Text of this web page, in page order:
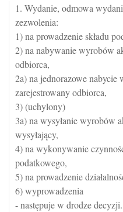
1. Wydanie, odmowa
zezwolenia:
1) na prowadzenie składu
2) na nabywanie wyrobów
odbiorca,
2a) na jednorazowe
zarejestrowany odbiorca,
3) (uchylony)
3a) na wysyłanie wyrobów
wysyłający,
4) na wykonywanie
podatkowego,
5) na prowadzenie
6) wyprowadzenia
- następuje w drodze decyzji.